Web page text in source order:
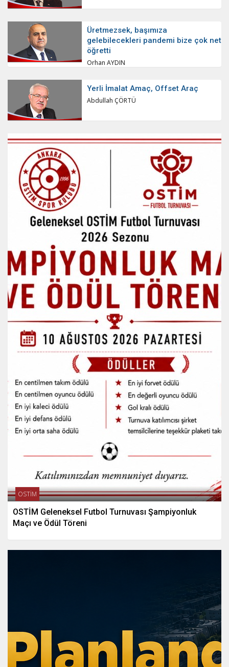
Üretmezsek, başımıza
gelebilecekleri pandemi bize çok net
öğretti
Orhan AYDIN
Yerli İmalat Amaç, Offset Araç
Abdullah ÇÖRTÜ
OSTİM
OSTİM Geleneksel Futbol Turnuvası Şampiyonluk
Maçı ve Ödül Töreni